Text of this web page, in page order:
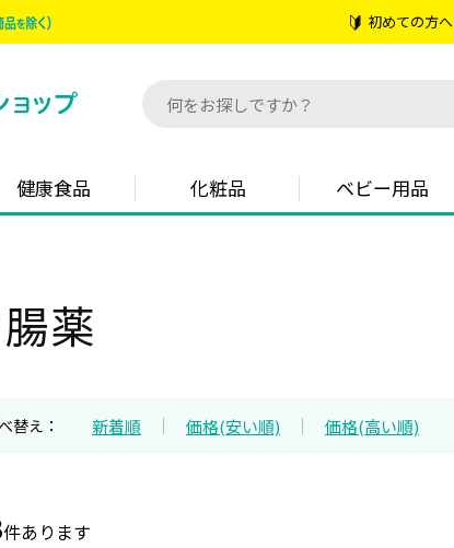
初めての方へ
健康食品 化粧品 ベビー用品
薬
替え： 新着順 価格(安い順) 価格(高い順)
件あります